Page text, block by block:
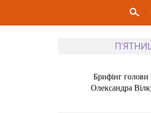
Брифінг голови
Олександра